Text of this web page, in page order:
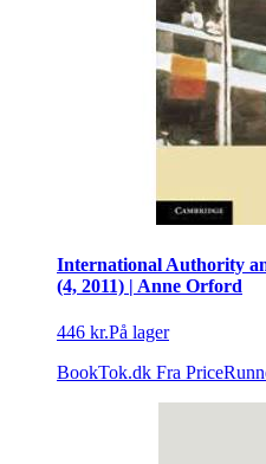
International Authority
(4, 2011) | Anne Orford
446 kr.På lager
BookTok.dk Fra